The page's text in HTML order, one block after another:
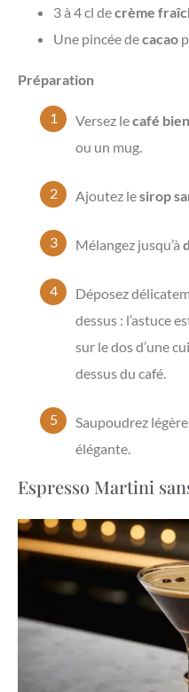
3 à 4 cl decrème
Une pincée decacao
Préparation
Versez lecafé
ou un mug.
Ajoutez lesirop
Mélangez jusqu’à
Déposez
dessus : l’astuce
sur le dos d’une
dessus du café.
Saupoudrez
élégante.
Espresso Martini